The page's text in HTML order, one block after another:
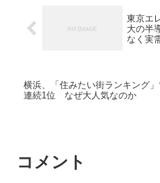
東京エ
大の半
なく実
横浜、「住みたい街ランキング
連続1位 なぜ大人気なのか
コメント